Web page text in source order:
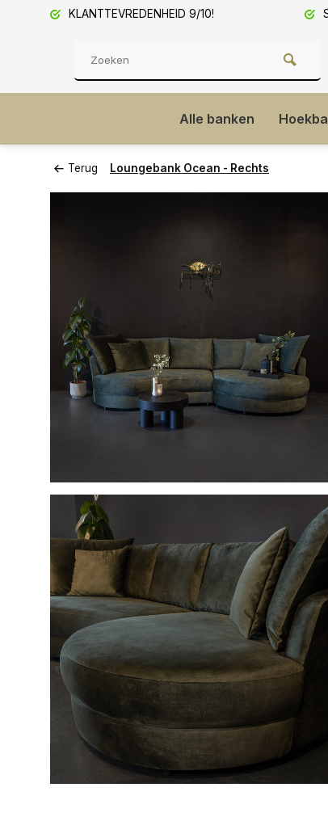
KLANTTEVREDENHEID 9/10!
Alle banken
Terug Loungebank Ocean - Rechts